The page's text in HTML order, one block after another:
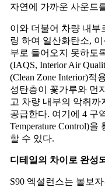
자연에 가까운 사운드
이와 더불어 차량 내부
링 하여 일산화탄소,
부로 들어오지 못하도
(IAQS, Interior Air
(Clean Zone Interior)
성탄층이 꽃가루와 먼
고 차량 내부의 악취
공급한다. 여기에 4 구
Temperature Control)
할 수 있다.
디테일의 차이로 완성
S90 엑설런스는 볼보